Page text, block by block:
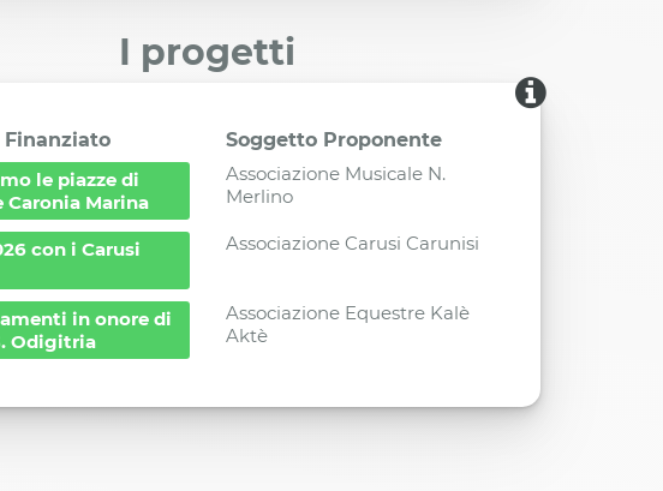
I progetti
Finanziato
Soggetto Proponente
le piazze di
Caronia Marina
Associazione Musicale N.
Merlino
con i Carusi
Associazione Carusi Carunisi
in onore di
Odigitria
Associazione Equestre Kalè
Aktè